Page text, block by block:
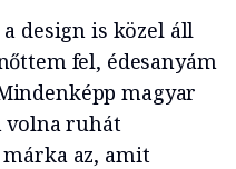
a design is közel áll
fel, édesanyám
magyar
volna ruhát
az, amit